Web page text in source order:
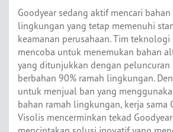
Goodyear sedang aktif mencari
lingkungan yang tetap memenuhi
keamanan perusahaan. Tim teknologi
mencoba untuk menemukan bahan
yang ditunjukkan dengan peluncuran
berbahan 90% ramah lingkungan.
untuk menjual ban yang
bahan ramah lingkungan, kerja sama
Visolis mencerminkan tekad